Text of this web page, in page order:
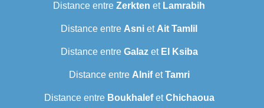
Distance entre Zerkten et Lamrabih
Distance entre Asni et Ait Tamlil
Distance entre Galazet El Ksiba
Distance entre AlnifetTamri
Distance entre BoukhalefetChichaoua